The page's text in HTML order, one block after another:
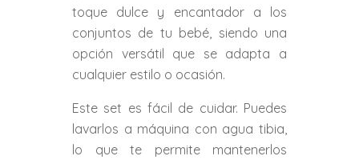
toque dulce y encantador a los
conjuntos de tu bebé, siendo una
opción versátil que se adapta a
cualquier estilo o ocasión.
Este set es fácil de cuidar. Puedes
lavarlos a máquina con agua tibia,
lo que te permite mantenerlos